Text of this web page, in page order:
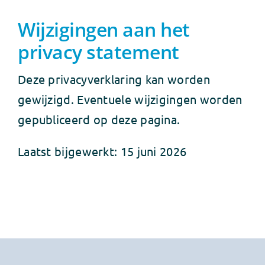
Wijzigingen aan het
privacy statement
Deze privacy­verklaring kan worden
gewijzigd. Eventuele wijzigingen worden
gepubliceerd op deze pagina.
Laatst bijgewerkt: 15 juni 2026